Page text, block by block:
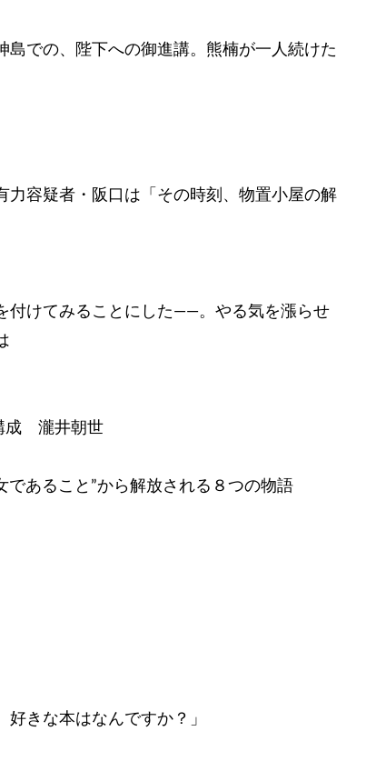
島での、陛下への御進講。熊楠が一人続けた
力容疑者・阪口は「その時刻、物置小屋の解
付けてみることにした――。やる気を漲らせ
成 瀧井朝世
あること”から解放される８つの物語
好きな本はなんですか？」